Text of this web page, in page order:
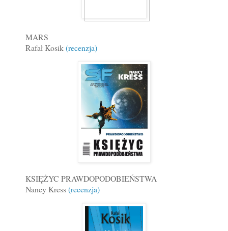
MARS
Rafał Kosik(recenzja)
KSIĘŻYC PRAWDOPODOBIEŃSTWA
Nancy Kress(recenzja)